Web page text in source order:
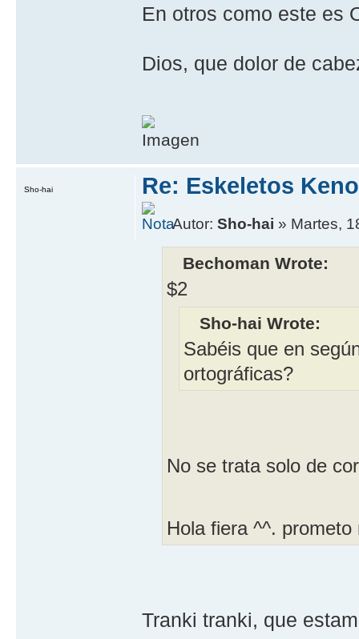
En otros como este es
Dios, que dolor de
Re: Eskeletos
Autor:Sho-hai » Martes,
Bechoman Wrote:
$2
Sho-hai Wrote:
Sabéis que en
ortográficas?
No se trata solo de
Hola fiera ^^.
Tranki tranki, que
Sho-hai